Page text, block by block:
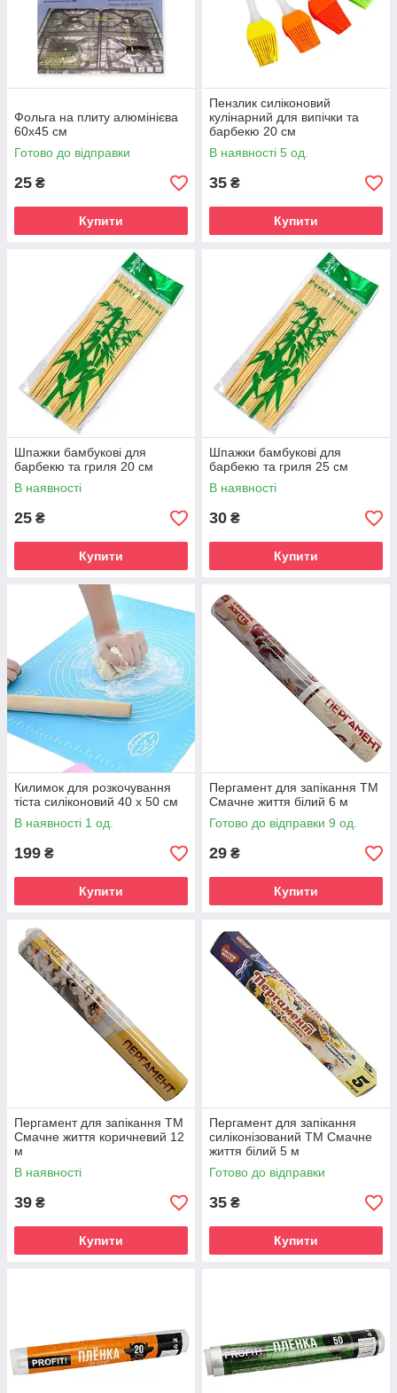
Фольга на плиту алюмінієва
60х45 см
Готово до відправки
25 ₴
Купити
Пензлик силіконовий
кулінарний для випічки та
барбекю 20 см
В наявності 5 од.
35 ₴
Купити
Шпажки бамбукові для
барбекю та гриля 20 см
В наявності
25 ₴
Купити
Шпажки бамбукові для
барбекю та гриля 25 см
В наявності
30 ₴
Купити
Килимок для розкочування
тіста силіконовий 40 х 50 см
В наявності 1 од.
199 ₴
Купити
Пергамент для запікання ТМ
Смачне життя білий 6 м
Готово до відправки 9 од.
29 ₴
Купити
Пергамент для запікання ТМ
Смачне життя коричневий 12
м
В наявності
39 ₴
Купити
Пергамент для запікання
силіконізований ТМ Смачне
життя білий 5 м
Готово до відправки
35 ₴
Купити